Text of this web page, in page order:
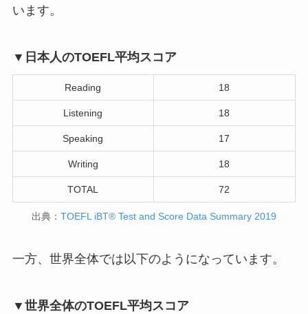
います。
▼日本人のTOEFL平均スコア
Reading 18
Listening 18
Speaking 17
Writing 18
TOTAL 72
出典： TOEFL iBT® Test and Score Data Summary 2019
一方、世界全体では以下のようになっています。
▼世界全体のTOEFL平均スコア